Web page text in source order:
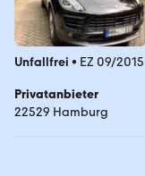
Unfallfrei • EZ 09/2015
Privatanbieter
22529 Hamburg